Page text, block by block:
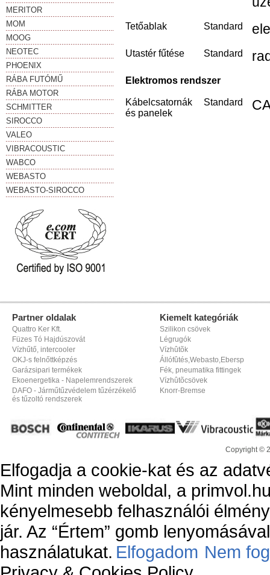
MERITOR
MOM
MOOG
NEOTEC
PHOENIX
RÁBA FUTÓMŰ
RÁBA MOTOR
SCHMITTER
SIROCCO
VALEO
VIBRACOUSTIC
WABCO
WEBASTO
WEBASTO-SIROCCO
Tetőablak Standard
Utastér fűtése Standard
Elektromos rendszer
Kábelcsatornák
és panelek
Standard
Partner oldalak
Quattro Ker Kft.
Füzes Tó Hajdúszovát
Vízhűtő, intercooler
OKJ-s felnőttképzés
Garázsipari termékek
Ekoenergetika - Napelemrendszerek
DAFO - Járműtűzvédelem tűzérzékelő
és tűzoltó rendszerek
Kiemelt kategóriák
Szilikon csövek
Légrugók
Vízhûtõk
Állófûtés,Webasto,Ebersp
Fék, pneumatika fittingek
Vízhûtõcsövek
Knorr-Bremse
Copyright ©
Elfogadja a cookie-kat és az
Mint minden weboldal, a
kényelmesebb felhasználói
jár. Az “Értem” gomb
használatukat. Elfogadom Nem